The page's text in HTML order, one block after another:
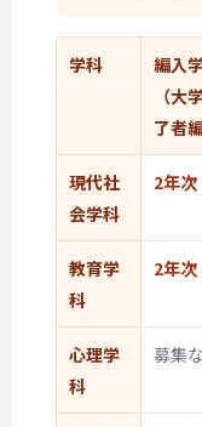
学科
編入
（大
了者
現代社
会学科
2年次
教育学
科
2年次
心理学
科
募集